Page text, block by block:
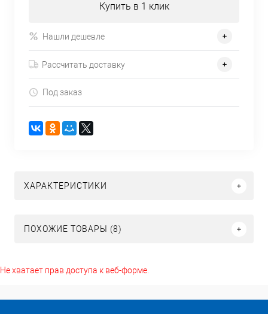
Купить в 1 клик
Нашли дешевле
Рассчитать доставку
Под заказ
ХАРАКТЕРИСТИКИ
ПОХОЖИЕ ТОВАРЫ (8)
Не хватает прав доступа к веб-форме.